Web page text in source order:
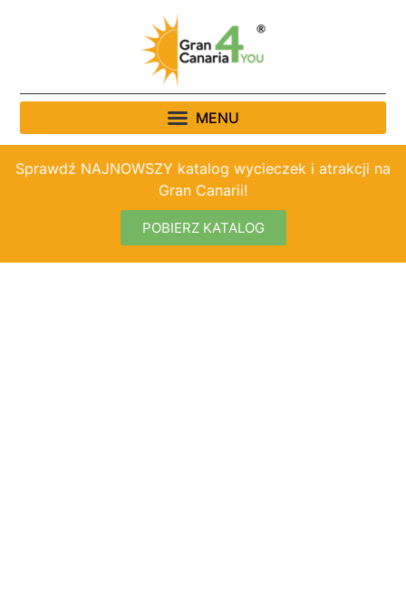
Sprawdź NAJNOWSZY katalog wycieczek i atrakcji na
Gran Canarii!
POBIERZ KATALOG